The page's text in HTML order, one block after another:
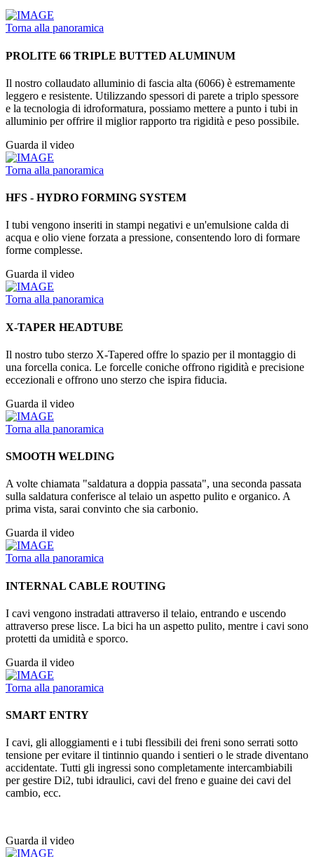
Torna alla panoramica
PROLITE 66 TRIPLE BUTTED ALUMINUM
Il nostro collaudato alluminio di fascia alta (6066) è estremamente
leggero e resistente. Utilizzando spessori di parete a triplo spessore
e la tecnologia di idroformatura, possiamo mettere a punto i tubi in
alluminio per offrire il miglior rapporto tra rigidità e peso possibile.
Guarda il video
Torna alla panoramica
HFS - HYDRO FORMING SYSTEM
I tubi vengono inseriti in stampi negativi e un'emulsione calda di
acqua e olio viene forzata a pressione, consentendo loro di formare
forme complesse.
Guarda il video
Torna alla panoramica
X-TAPER HEADTUBE
Il nostro tubo sterzo X-Tapered offre lo spazio per il montaggio di
una forcella conica. Le forcelle coniche offrono rigidità e precisione
eccezionali e offrono uno sterzo che ispira fiducia.
Guarda il video
Torna alla panoramica
SMOOTH WELDING
A volte chiamata "saldatura a doppia passata", una seconda passata
sulla saldatura conferisce al telaio un aspetto pulito e organico. A
prima vista, sarai convinto che sia carbonio.
Guarda il video
Torna alla panoramica
INTERNAL CABLE ROUTING
I cavi vengono instradati attraverso il telaio, entrando e uscendo
attraverso prese lisce. La bici ha un aspetto pulito, mentre i cavi sono
protetti da umidità e sporco.
Guarda il video
Torna alla panoramica
SMART ENTRY
I cavi, gli alloggiamenti e i tubi flessibili dei freni sono serrati sotto
tensione per evitare il tintinnio quando i sentieri o le strade diventano
accidentate. Tutti gli ingressi sono completamente intercambiabili
per gestire Di2, tubi idraulici, cavi del freno e guaine dei cavi del
cambio, ecc.
Guarda il video